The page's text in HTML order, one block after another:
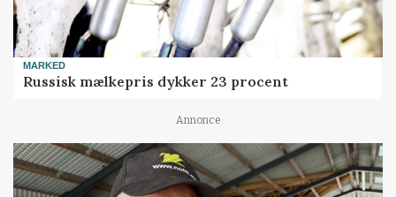
MARKED
Russisk mælkepris dykker 23 procent
Annonce